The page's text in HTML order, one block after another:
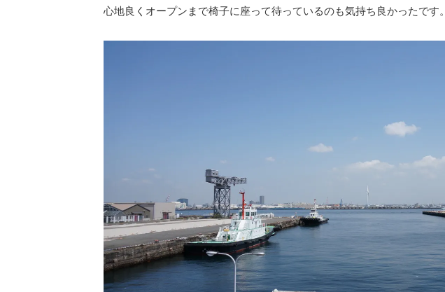
心地良くオープンまで椅子に座って待っているのも気持ち良かったです。